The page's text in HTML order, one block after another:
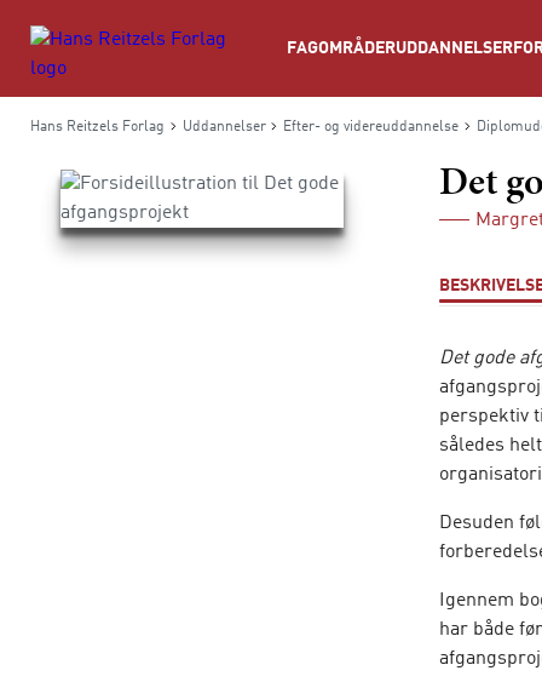
FAGOMRÅDERUDDANNELSER
Hans Reitzels Forlag Uddannelser Efter- og videreuddannelse
Det
Det gode
perspektiv
således
Desuden
Igennem
har både